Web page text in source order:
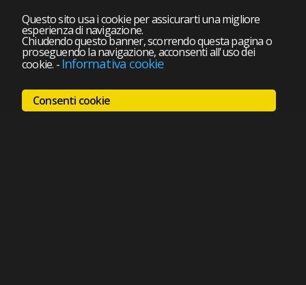
Questo sito usa i cookie per assicurarti una migliore
esperienza di navigazione.
Chiudendo questo banner, scorrendo questa pagina o
proseguendo la navigazione, acconsenti all'uso dei
cookie. - Informativa cookie
Consenti cookie